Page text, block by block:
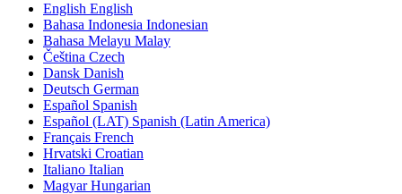
English English
Bahasa Indonesia Indonesian
Bahasa Melayu Malay
Čeština Czech
Dansk Danish
Deutsch German
Español Spanish
Español (LAT) Spanish (Latin America)
Français French
Hrvatski Croatian
Italiano Italian
Magyar Hungarian